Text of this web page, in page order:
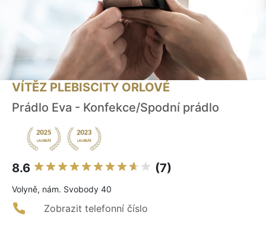
VÍTĚZ PLEBISCITY ORLOVÉ
Prádlo Eva - Konfekce/Spodní prádlo
8.6 (7)
Volyně, nám. Svobody 40
Zobrazit telefonní číslo